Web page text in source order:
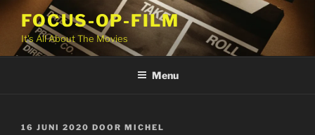
inhoud
FOCUS-OP-FILM
It's All About The Movies
Menu
GEPLAATST
16 JUNI 2020 DOOR MICHEL